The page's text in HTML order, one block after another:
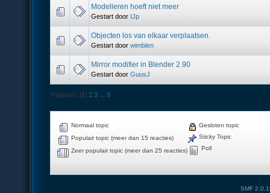
Modelleren hoeft niet meer
Gestart door IJp
Objecten los van elkaar verplaatsen.
Gestart door wimblen
Mirror modifier in Blender 2.90
Gestart door GuusJ
Pagina's: [1]2 3 ...9
Normaal topic
Populair topic (meer dan 15 reacties)
Zeer populair topic (meer dan 25 reacties)
Gesloten topic
Sticky Topic
Poll
SMF